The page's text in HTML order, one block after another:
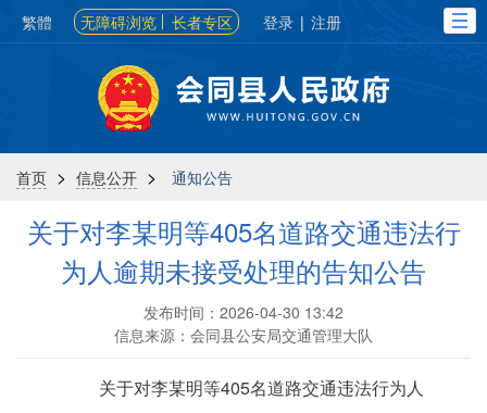
繁體 无障碍浏览 长者专区 登录 | 注册
首页 > 信息公开 > 通知公告
关于对李某明等405名道路交通违法行
为人逾期未接受处理的告知公告
发布时间：2026-04-30 13:42
信息来源：会同县公安局交通管理大队
关于对李某明等405名道路交通违法行为人